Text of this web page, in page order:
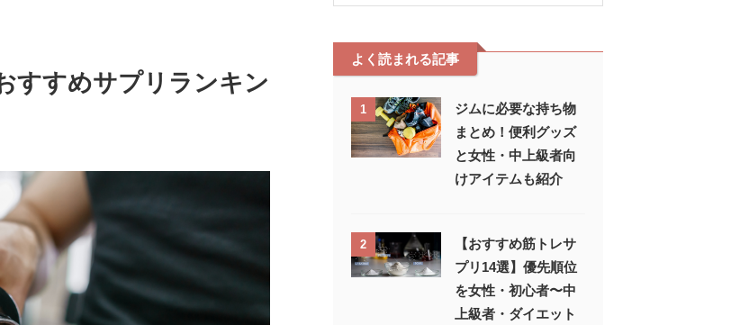
すすめサプリランキン
よく読まれる記事
1
ジムに必要な持ち物
まとめ！便利グッズ
と女性・中上級者向
けアイテムも紹介
2
【おすすめ筋トレサ
プリ14選】優先順位
を女性・初心者〜中
上級者・ダイエット